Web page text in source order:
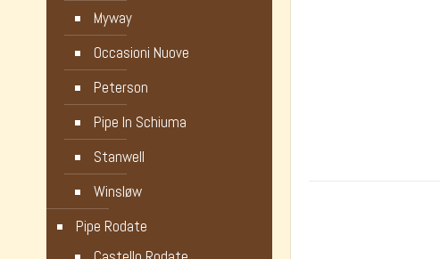
Myway
Occasioni Nuove
Peterson
Pipe In Schiuma
Stanwell
Winsløw
Pipe Rodate